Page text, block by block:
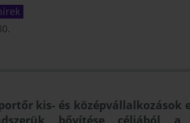
kis- és